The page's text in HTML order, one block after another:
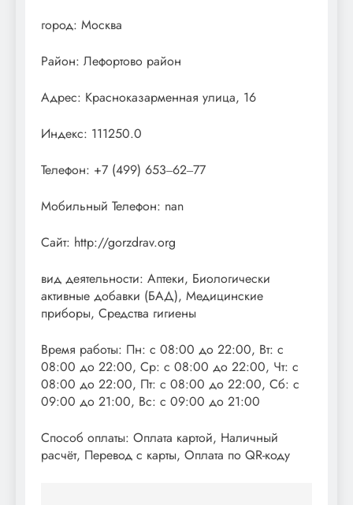
город: Москва
Район: Лефортово район
Адрес: Красноказарменная улица, 16
Индекс: 111250.0
Телефон: +7 (499) 653‒62‒77
Мобильный Телефон: nan
Сайт: http://gorzdrav.org
вид деятельности: Аптеки, Биологически
активные добавки (БАД), Медицинские
приборы, Средства гигиены
Время работы: Пн: с 08:00 до 22:00, Вт: с
08:00 до 22:00, Ср: с 08:00 до 22:00, Чт: с
08:00 до 22:00, Пт: с 08:00 до 22:00, Сб: с
09:00 до 21:00, Вс: с 09:00 до 21:00
Способ оплаты: Оплата картой, Наличный
расчёт, Перевод с карты, Оплата по QR-коду